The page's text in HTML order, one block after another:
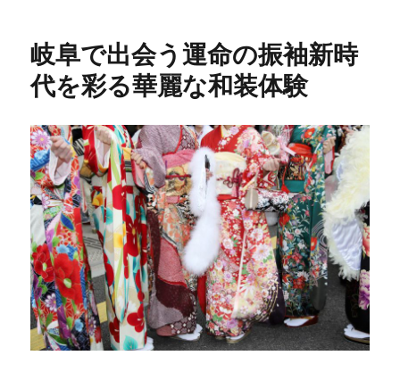
岐阜で出会う運命の振袖新時
代を彩る華麗な和装体験